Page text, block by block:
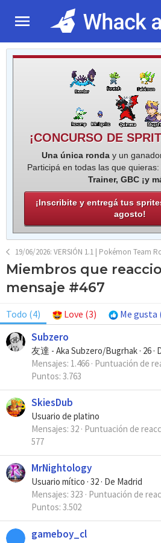
¡CONCURSO DE
Una única ronday un
Participá en todas las que quieras:
Trainer, GBC ¡y
¡Inscribite y entregá tus
agosto!
Miembros que
mensaje #467
Todo (4) Love (3) Me gusta
Subzero
友達 - Aka Subzero/Bugrhak · 26 ·
Mensajes 1.466 Puntuación de
Puntos 3.763
SkiesDub
Usuario de platino
Mensajes 32 Puntuación de
577
MrNightology
Usuario mítico · 32 · De Madrid
Mensajes 323 Puntuación de
Puntos 3.502
gameboy_cl